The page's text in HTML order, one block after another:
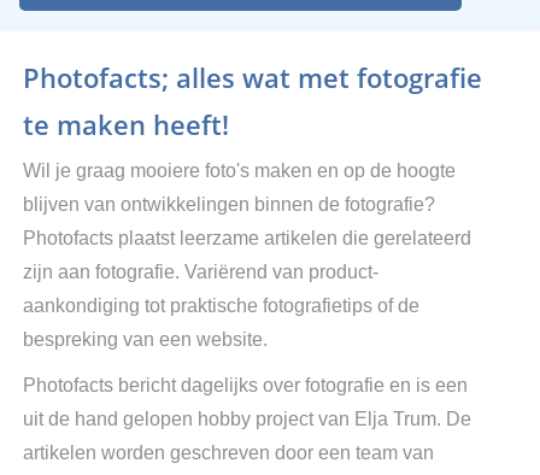
Photofacts; alles wat met fotografie
te maken heeft!
Wil je graag mooiere foto's maken en op de hoogte
blijven van ontwikkelingen binnen de fotografie?
Photofacts plaatst leerzame artikelen die gerelateerd
zijn aan fotografie. Variërend van product-
aankondiging tot praktische fotografietips of de
bespreking van een website.
Photofacts bericht dagelijks over fotografie en is een
uit de hand gelopen hobby project van Elja Trum. De
artikelen worden geschreven door een team van